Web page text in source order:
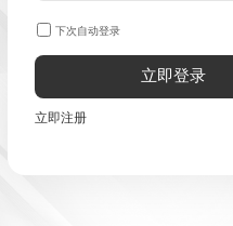
下次自动登录
立即登录
立即注册